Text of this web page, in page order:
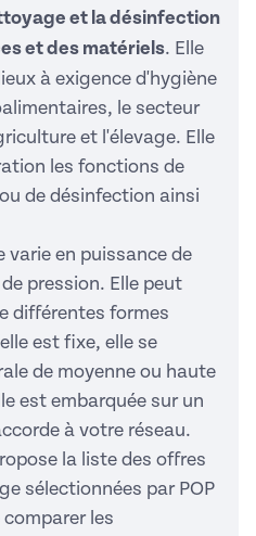
et la désinfection
et des matériels. Elle
à exigence d'hygiène
le secteur
et l'élevage. Elle
les fonctions de
de désinfection ainsi
varie en puissance de
pression. Elle peut
différentes formes
est fixe, elle se
de moyenne ou haute
est embarquée sur un
à votre réseau.
la liste des offres
sélectionnées par POP
comparer les